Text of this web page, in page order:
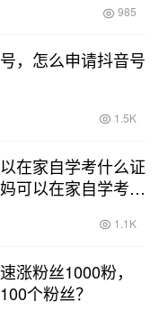
985
，怎么申请抖音号
1.5K
在家自学考什么证
可以在家自学考什
1.1K
涨粉丝1000粉，
个粉丝？